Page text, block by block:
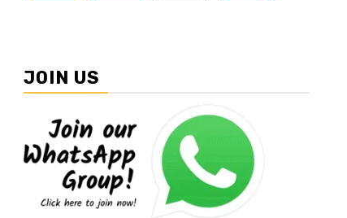
JOIN US